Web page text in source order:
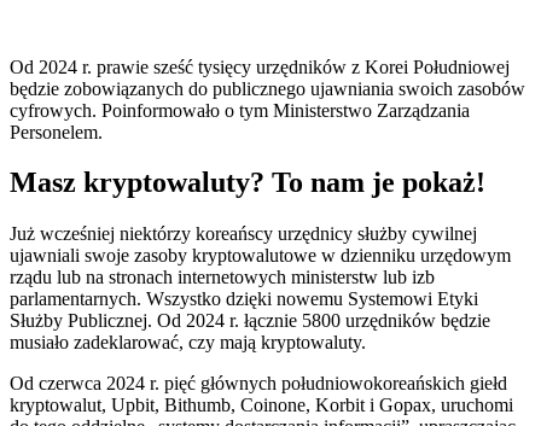
Od 2024 r. prawie sześć tysięcy urzędników z Korei Południowej
będzie zobowiązanych do publicznego ujawniania swoich zasobów
cyfrowych. Poinformowało o tym Ministerstwo Zarządzania
Personelem.
Masz kryptowaluty? To nam je pokaż!
Już wcześniej niektórzy koreańscy urzędnicy służby cywilnej
ujawniali swoje zasoby kryptowalutowe w dzienniku urzędowym
rządu lub na stronach internetowych ministerstw lub izb
parlamentarnych. Wszystko dzięki nowemu Systemowi Etyki
Służby Publicznej. Od 2024 r. łącznie 5800 urzędników będzie
musiało zadeklarować, czy mają kryptowaluty.
Od czerwca 2024 r. pięć głównych południowokoreańskich giełd
kryptowalut, Upbit, Bithumb, Coinone, Korbit i Gopax, uruchomi